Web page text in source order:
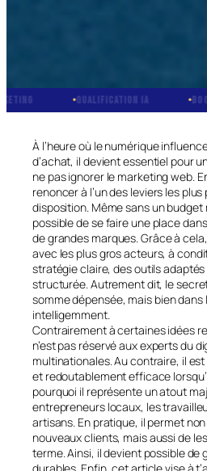
QUALIFICATION IA BOOKING
À l’heure où le numérique
d’achat, il devient essentiel pour
ne pas ignorer le marketing web.
renoncer à l’un des leviers les
disposition. Même sans un
possible de se faire une place
de grandes marques. Grâce à
avec les plus gros acteurs, à
stratégie claire, des outils
structurée. Autrement dit, le
somme dépensée, mais bien dans
intelligemment.
Contrairement à certaines idées
n’est pas réservé aux experts du
multinationales. Au contraire, il
et redoutablement efficace
pourquoi il représente un atout
entrepreneurs locaux, les
artisans. En pratique, il permet
nouveaux clients, mais aussi de
terme. Ainsi, il devient possible de